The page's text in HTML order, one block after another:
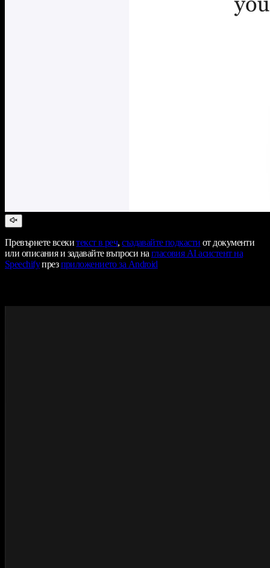
Превърнете всекитекст в реч,създавайте подкасти от документи
или описания и задавайте въпроси нагласовия AI асистент на
Speechifyпрезприложението за Android